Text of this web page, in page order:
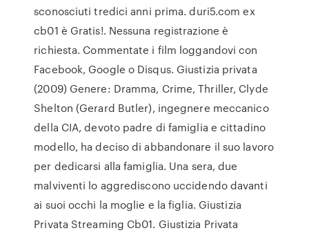
sconosciuti tredici anni prima. duri5.com ex
cb01 è Gratis!. Nessuna registrazione è
richiesta. Commentate i film loggandovi con
Facebook, Google o Disqus. Giustizia privata
(2009) Genere: Dramma, Crime, Thriller, Clyde
Shelton (Gerard Butler), ingegnere meccanico
della CIA, devoto padre di famiglia e cittadino
modello, ha deciso di abbandonare il suo lavoro
per dedicarsi alla famiglia. Una sera, due
malviventi lo aggrediscono uccidendo davanti
ai suoi occhi la moglie e la figlia. Giustizia
Privata Streaming Cb01. Giustizia Privata